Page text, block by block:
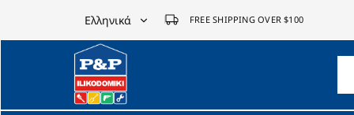
Ελληνικά
Ελληνικά
English
FREE SHIPPING OVER $100
P&P
ilikodomiki
LTD